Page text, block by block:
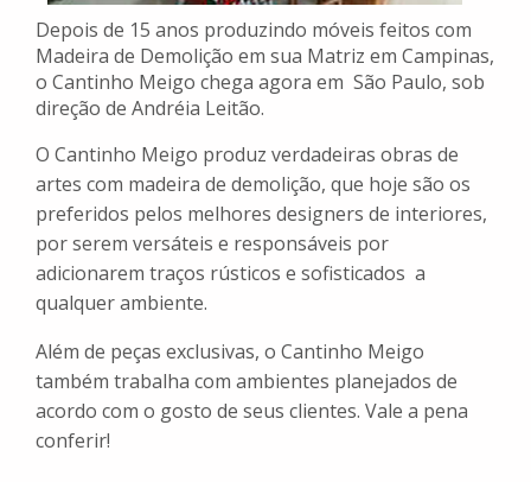
Depois de 15 anos produzindo móveis feitos com
Madeira de Demolição em sua Matriz em Campinas,
o Cantinho Meigo chega agora em São Paulo, sob
direção de Andréia Leitão.
O Cantinho Meigo produz verdadeiras obras de
artes com madeira de demolição, que hoje são os
preferidos pelos melhores designers de interiores,
por serem versáteis e responsáveis por
adicionarem traços rústicos e sofisticados a
qualquer ambiente.
Além de peças exclusivas, o Cantinho Meigo
também trabalha com ambientes planejados de
acordo com o gosto de seus clientes. Vale a pena
conferir!